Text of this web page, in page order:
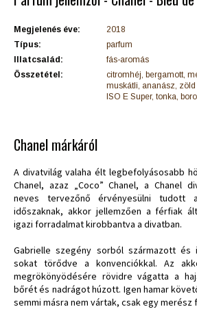
Megjelenés éve:
2018
Típus:
parfum
Illatcsalád:
fás-aromás
Összetétel:
citromhéj, bergamott,
muskátli, ananász,
ISO E Super, tonka,
Chanel márkáról
A divatvilág valaha élt legbefolyásosabb
Chanel, azaz „Coco” Chanel, a Chanel
neves tervezőnő érvényesülni tudott
időszaknak, akkor jellemzően a férfiak
igazi forradalmat kirobbantva a divatban.
Gabrielle szegény sorból származott és
sokat törődve a konvenciókkal. Az
megrökönyödésére rövidre vágatta a
bőrét és nadrágot húzott. Igen hamar
semmi másra nem vártak, csak egy merész